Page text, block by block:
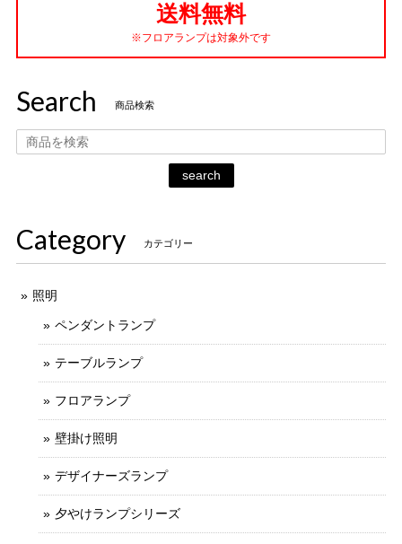
送料無料
※フロアランプは対象外です
Search 商品検索
search
Category カテゴリー
照明
ペンダントランプ
テーブルランプ
フロアランプ
壁掛け照明
デザイナーズランプ
夕やけランプシリーズ